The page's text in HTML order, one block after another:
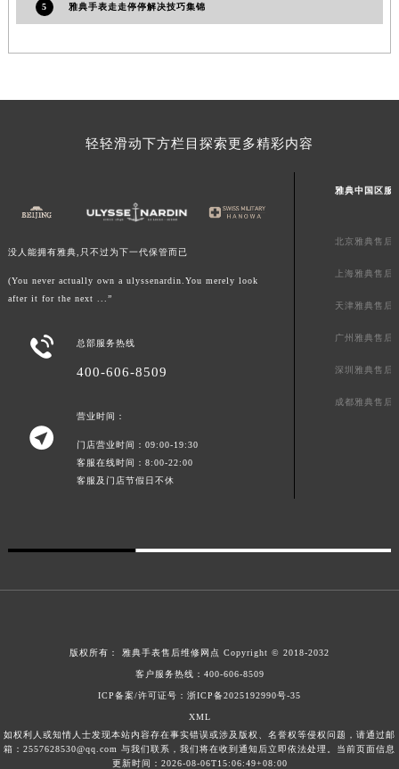
5 雅典手表走走停停解决技巧集锦
轻轻滑动下方栏目探索更多精彩内容
没人能拥有雅典,只不过为下一代保管而已
(You never actually own a ulyssenardin.You merely look
after it for the next ...”
 总部服务热线
400-606-8509

营业时间：
门店营业时间：09:00-19:30
客服在线时间：8:00-22:00
客服及门店节假日不休
雅典中国区服
北京雅典售后
上海雅典售后
天津雅典售后
广州雅典售后
深圳雅典售后
成都雅典售后
版权所有： 雅典手表售后维修网点 Copyright © 2018-2032
客户服务热线： 400-606-8509
ICP备案/许可证号：浙ICP备2025192990号-35
XML
如权利人或知情人士发现本站内容存在事实错误或涉及版权、名誉权等侵权问题，请通过邮
箱：2557628530@qq.com 与我们联系，我们将在收到通知后立即依法处理。当前页面信息
更新时间：2026-08-06T15:06:49+08:00